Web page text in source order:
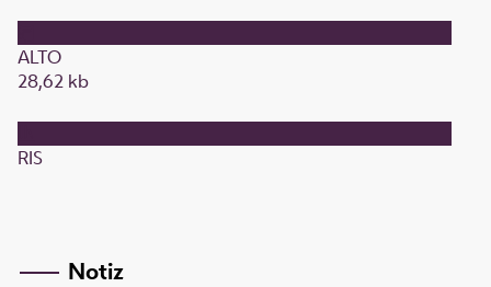
ALTO
28,62 kb
RIS
Notiz